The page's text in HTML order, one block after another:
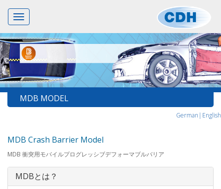
Toggle
navigation
MDB MODEL
German| English
MDB Crash Barrier Model
MDB 衝突用モバイルプログレッシブデフォーマブルバリア
MDBとは？